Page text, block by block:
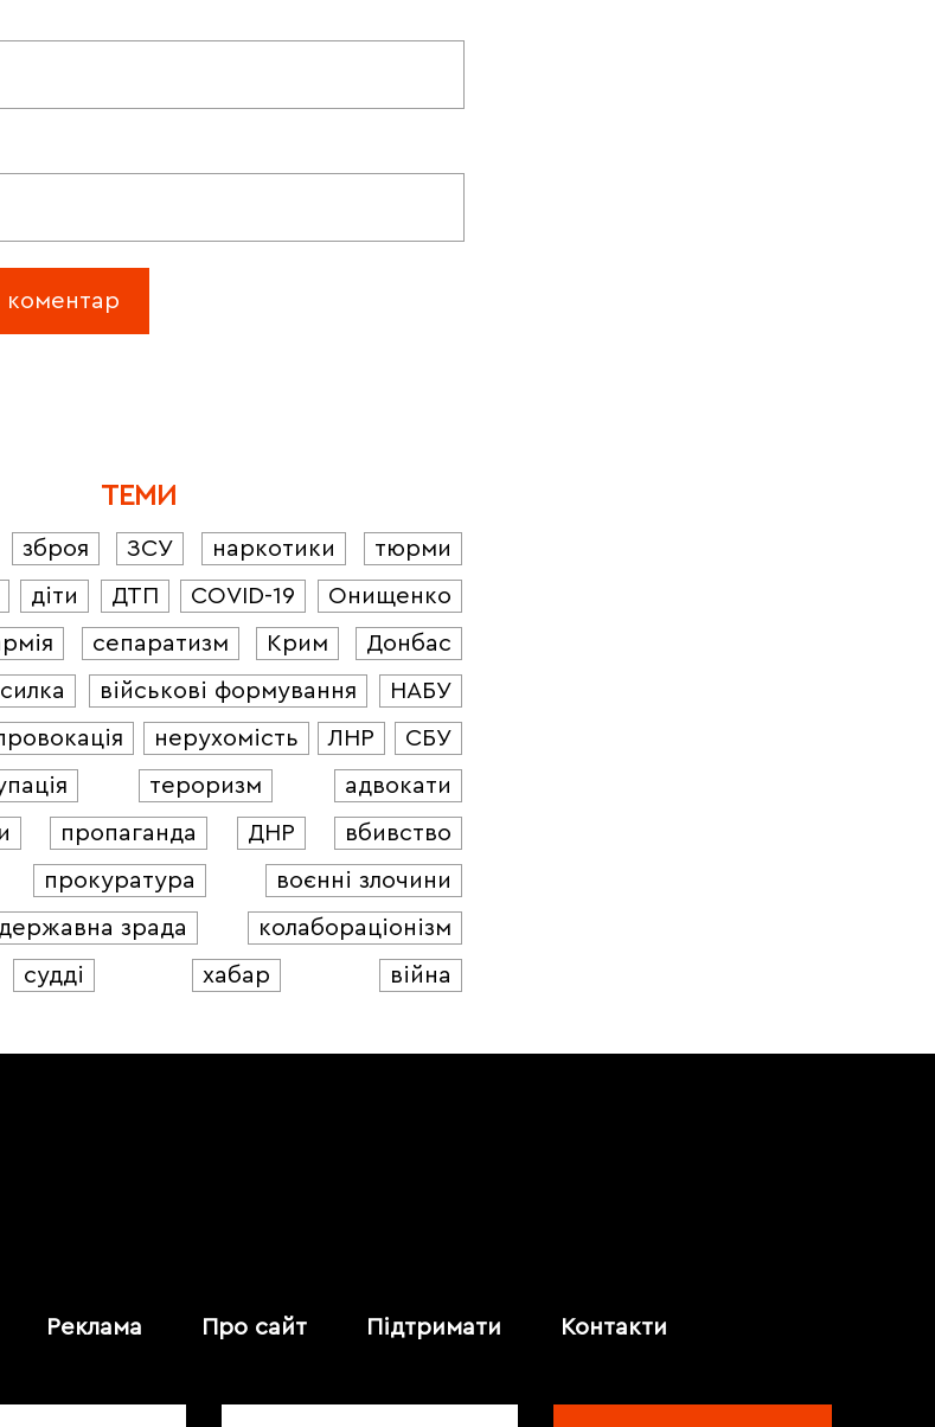
ТЕМИ
зброя ЗСУ наркотики
тюрми
діти ДТП COVID-19
Онищенко
сепаратизм Крим
Донбас
військові формування
НАБУ
нерухомість ЛНР
СБУ
тероризм
адвокати
пропаганда ДНР
вбивство
прокуратура
воєнні злочини
державна зрада
колабораціонізм
судді хабар війна
Реклама Про сайт Підтримати Контакти